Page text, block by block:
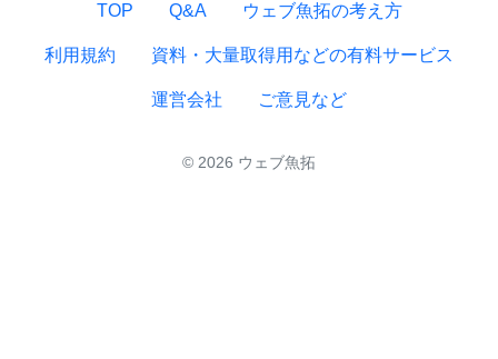
TOP Q&A ウェブ魚拓の考え方
利用規約 資料・大量取得用などの有料サービス
運営会社 ご意見など
© 2026 ウェブ魚拓